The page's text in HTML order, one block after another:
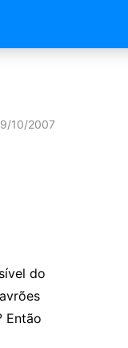
10/2007
do
Então